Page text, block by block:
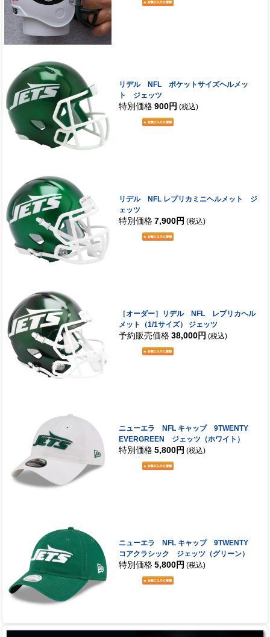
リデル NFL ポケットサイズヘルメッ
ト ジェッツ
特別価格 900円 (税込)
リデル NFL レプリカミニヘルメット ジ
ェッツ
特別価格 7,900円 (税込)
［オーダー］リデル NFL レプリカヘル
メット（1/1サイズ） ジェッツ
予約販売価格 38,000円 (税込)
ニューエラ NFL キャップ 9TWENTY
EVERGREEN ジェッツ（ホワイト）
特別価格 5,800円 (税込)
ニューエラ NFL キャップ 9TWENTY
コアクラシック ジェッツ（グリーン）
特別価格 5,800円 (税込)